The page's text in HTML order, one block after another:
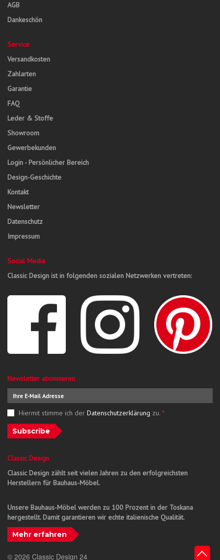
AGB
Dankeschön
Service
Versandkosten
Zahlarten
Garantie
FAQ
Leder & Stoffe
Showroom
Gewerbekunden
Login - Persönlicher Bereich
Design-Geschichte
Kontakt
Newsletter
Datenschutz
Impressum
Social Media
Classic Design ist in folgenden sozialen Netzwerken vertreten:
Newsletter abonnieren
Hiermit stimme ich der Datenschutzerklärung zu. *
Subscribe
Classic Design
Classic Design zählt seit vielen Jahren zu den erfolgreichsten
Herstellern für Bauhaus-Möbel.
Unsere Bauhaus-Möbel werden zu 100 Prozent in der Toskana
hergestellt. Damit garantieren wir echte italienische Qualität.
Mehr erfahren
© 2026 Classic Design 24